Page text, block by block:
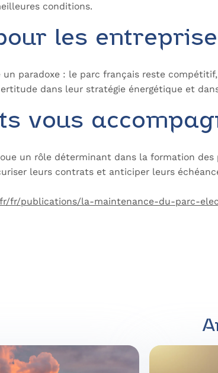
conditions.
les
paradoxe : le parc français reste
dans leur stratégie énergétique et
vous
un rôle déterminant dans la formation
leurs contrats et anticiper leurs
fr/publications/la-maintenance-du-parc-